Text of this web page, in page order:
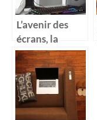
L’avenir des
écrans, la
courbure des
dalles